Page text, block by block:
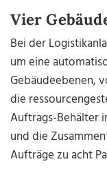
Vier
Bei der
um eine
Gebäudeebenen,
die
Auftrags-Behälter
und die
Aufträge zu acht